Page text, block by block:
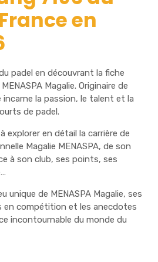
en
padel en découvrant la fiche
Magalie. Originaire de
incarne la passion, le talent et la
de padel.
explorer en détail la carrière de
Magalie MENASPA, de son
à son club, ses points, ses
unique de MENASPA Magalie, ses
en compétition et les anecdotes
incontournable du monde du